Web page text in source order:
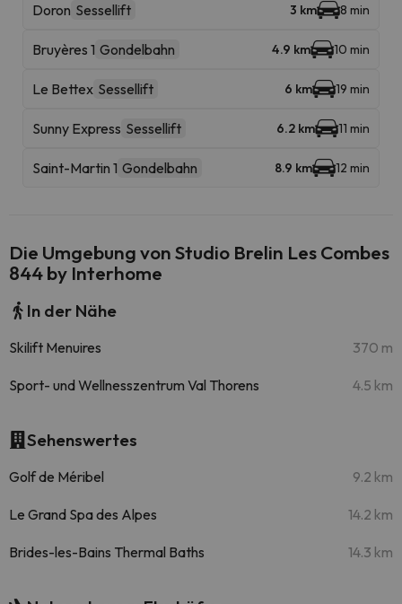
Doron Sessellift 3 km 8 min
Bruyères 1 Gondelbahn 4.9 km 10 min
Le Bettex Sessellift 6 km 19 min
Sunny Express Sessellift 6.2 km 11 min
Saint-Martin 1 Gondelbahn 8.9 km 12 min
Die Umgebung von Studio Brelin Les Combes
844 by Interhome
In der Nähe
Skilift Menuires 370 m
Sport- und Wellnesszentrum Val Thorens 4.5 km
Sehenswertes
Golf de Méribel 9.2 km
Le Grand Spa des Alpes 14.2 km
Brides-les-Bains Thermal Baths 14.3 km